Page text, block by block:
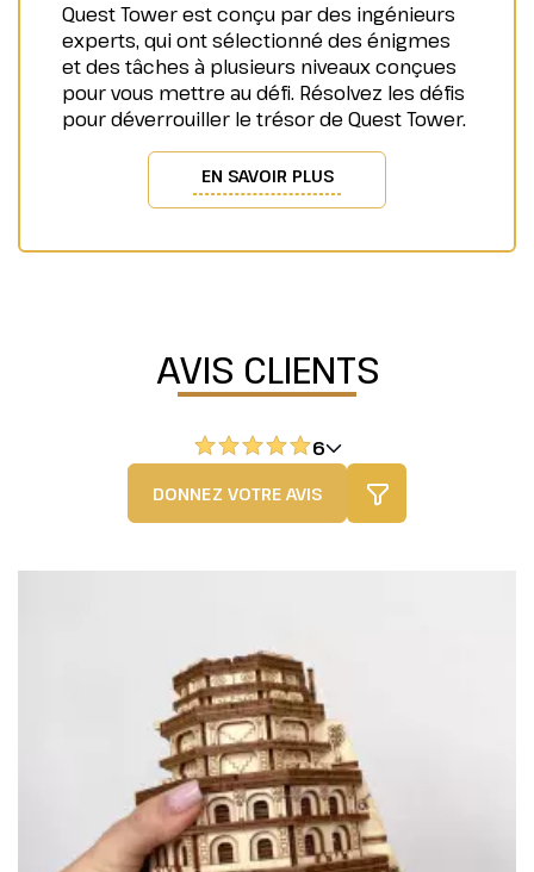
Quest Tower est conçu par des ingénieurs
experts, qui ont sélectionné des énigmes
et des tâches à plusieurs niveaux conçues
pour vous mettre au défi. Résolvez les défis
pour déverrouiller le trésor de Quest Tower.
EN SAVOIR PLUS
AVIS CLIENTS
6
DONNEZ VOTRE AVIS